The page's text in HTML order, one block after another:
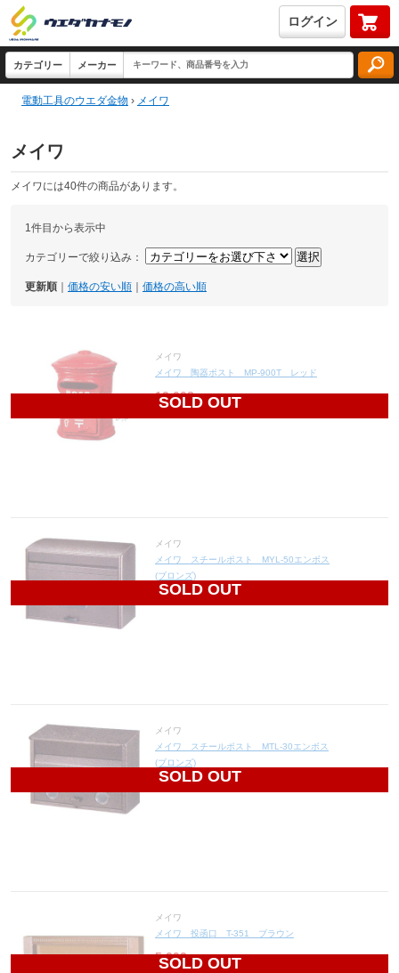
ログイン
電動工具のウエダ金物 › メイワ
メイワ
メイワには40件の商品があります。
1件目から表示中
カテゴリーで絞り込み：
更新順 価格の安い順 価格の高い順
SOLD OUT
メイワ
メイワ 陶器ポスト MP-900T レッド
13,008円(税込14,309円)
SOLD OUT
メイワ
メイワ スチールポスト MYL-50エンボス
(ブロンズ)
6,660
SOLD OUT
メイワ
メイワ スチールポスト MTL-30エンボス
(ブロンズ)
5,256
SOLD OUT
メイワ
メイワ 投函口 T-351 ブラウン
5,292 円(税込5,821円)